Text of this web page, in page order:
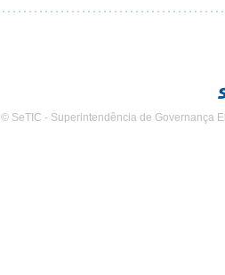
© SeTIC - Superintendência de Governança